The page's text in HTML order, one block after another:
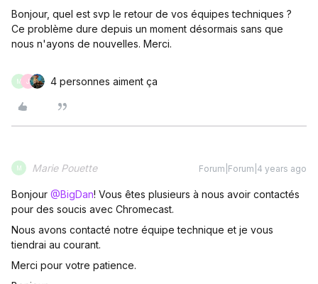
Bonjour, quel est svp le retour de vos équipes techniques ?
Ce problème dure depuis un moment désormais sans que
nous n'ayons de nouvelles. Merci.
M J 4 personnes aiment ça
M Marie Pouette Forum|Forum|4 years ago
Bonjour @BigDan! Vous êtes plusieurs à nous avoir contactés
pour des soucis avec Chromecast.
Nous avons contacté notre équipe technique et je vous
tiendrai au courant.
Merci pour votre patience.